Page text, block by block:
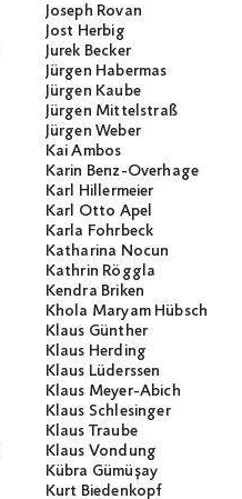
Joseph Rovan
Jost Herbig
Jurek Becker
Jürgen Habermas
Jürgen Kaube
Jürgen Mittelstraß
Jürgen Weber
Kai Ambos
Karin Benz-Overhage
Karl Hillermeier
Karl Otto Apel
Karla Fohrbeck
Katharina Nocun
Kathrin Röggla
Kendra Briken
Khola Maryam Hübsch
Klaus Günther
Klaus Herding
Klaus Lüderssen
Klaus Meyer-Abich
Klaus Schlesinger
Klaus Traube
Klaus Vondung
Kübra Gümüşay
Kurt Biedenkopf